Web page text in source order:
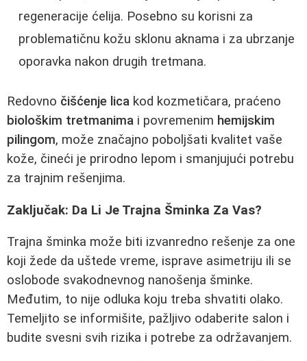
regeneracije ćelija. Posebno su korisni za
problematičnu kožu sklonu aknama i za ubrzanje
oporavka nakon drugih tretmana.
Redovno čišćenje lica kod kozmetičara, praćeno
biološkim tretmanima i povremenim hemijskim
pilingom, može značajno poboljšati kvalitet vaše
kože, čineći je prirodno lepom i smanjujući potrebu
za trajnim rešenjima.
Zaključak: Da Li Je Trajna Šminka Za Vas?
Trajna šminka može biti izvanredno rešenje za one
koji žede da uštede vreme, isprave asimetriju ili se
oslobode svakodnevnog nanošenja šminke.
Međutim, to nije odluka koju treba shvatiti olako.
Temeljito se informišite, pažljivo odaberite salon i
budite svesni svih rizika i potrebe za održavanjem.